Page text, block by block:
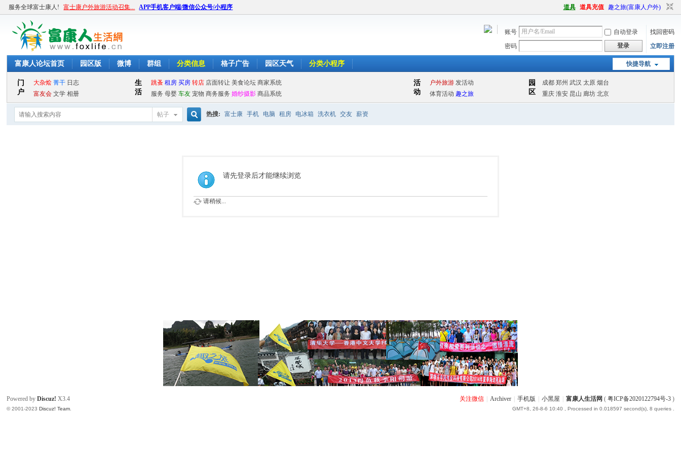
服务全球富士康人! 富士康户外旅游活动召集... APP手机客户端/微信公众号/小程序 道具 道具充值 趣之旅(富康人户外)
账号 自动登录
找回密码
密码
登录 立即注册
快捷导航
富康人论坛首页 园区版 微博 群组 分类信息 格子广告 园区天气 分类小程序
帖子 热搜: 富士康 手机 电脑 租房 电冰箱 洗衣机 交友 薪资
请先登录后才能继续浏览
请稍候...
关注微信 Archiver 手机版 小黑屋 富康人生活网 ( 粤ICP备2020122794号-3)
GMT+8, 26-8-6 10:40 , Processed in 0.018597 second(s), 8 queries .
Powered byDiscuz! X3.4
© 2001-2023Discuz! Team